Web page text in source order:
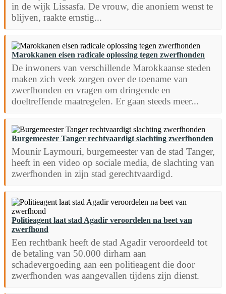
in de wijk Lissasfa. De vrouw, die anoniem wenst te
blijven, raakte ernstig...
Marokkanen eisen radicale oplossing tegen zwerfhonden
De inwoners van verschillende Marokkaanse steden
maken zich veek zorgen over de toename van
zwerfhonden en vragen om dringende en
doeltreffende maatregelen. Er gaan steeds meer...
Burgemeester Tanger rechtvaardigt slachting zwerfhonden
Mounir Laymouri, burgemeester van de stad Tanger,
heeft in een video op sociale media, de slachting van
zwerfhonden in zijn stad gerechtvaardigd.
Politieagent laat stad Agadir veroordelen na beet van
zwerfhond
Een rechtbank heeft de stad Agadir veroordeeld tot
de betaling van 50.000 dirham aan
schadevergoeding aan een politieagent die door
zwerfhonden was aangevallen tijdens zijn dienst.